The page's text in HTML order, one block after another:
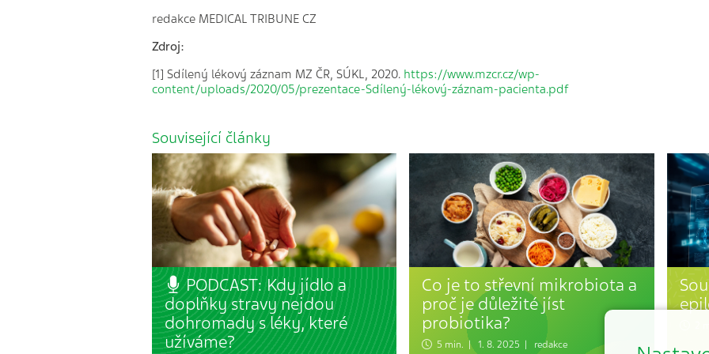
redakce MEDICAL TRIBUNE CZ
Zdroj:
[1] Sdílený lékový záznam MZ ČR, SÚKL, 2020. https://www.mzcr.cz/wp-
content/uploads/2020/05/prezentace-Sdílený-lékový-záznam-pacienta.pdf
Související články
PODCAST: Kdy jídlo a
doplňky stravy nejdou
dohromady s léky, které
užíváme?
Co je to střevní mikrobiota a
proč je důležité jíst
probiotika?
5 min. | 1. 8. 2025 | redakce